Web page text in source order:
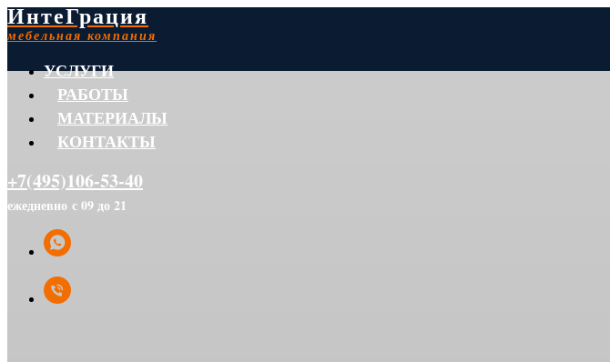
ИнтеГрация
мебельная компания
УСЛУГИ
РАБОТЫ
МАТЕРИАЛЫ
КОНТАКТЫ
+7(495)106-53-40
ежедневно с 09 до 21